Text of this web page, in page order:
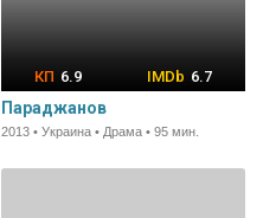
6.9 6.7
Параджанов
2013 • Украина • Драма • 95 мин.